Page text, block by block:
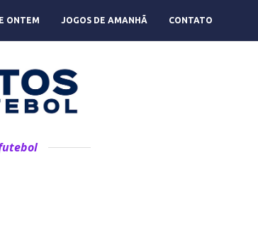
ONTEM JOGOS DE AMANHÃ CONTATO